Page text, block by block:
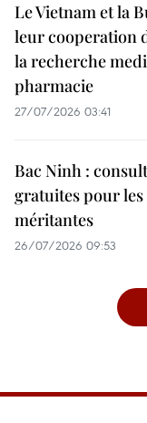
Le Vietnam et la
leur cooperation
la recherche
pharmacie
27/07/2026 03:41
Bac Ninh :
gratuites pour
méritantes
26/07/2026 09:53